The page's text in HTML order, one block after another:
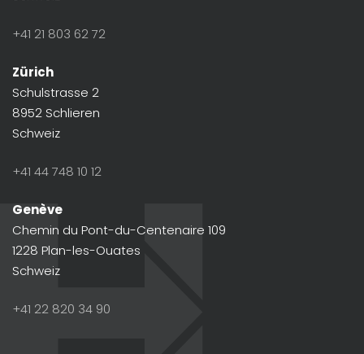
+41 21 803 62 72
Zürich
Schulstrasse 2
8952 Schlieren
Schweiz
+41 44 748 10 12
Genève
Chemin du Pont-du-Centenaire 109
1228 Plan-les-Ouates
Schweiz
+41 22 820 34 90